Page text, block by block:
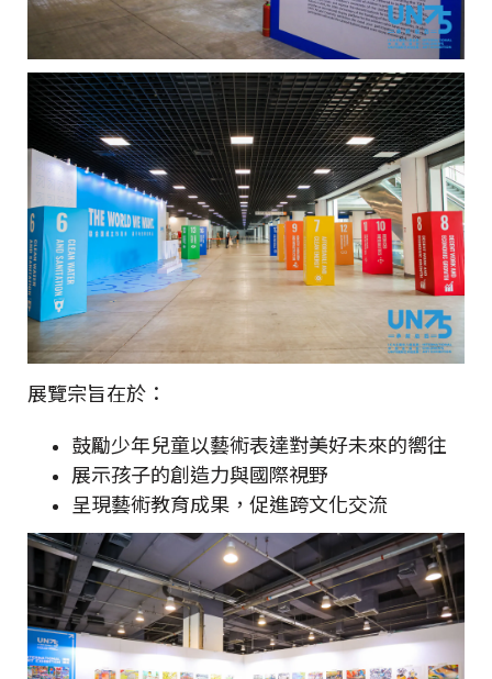
展覽宗旨在於：
鼓勵少年兒童以藝術表達對美好未來的嚮往
展示孩子的創造力與國際視野
呈現藝術教育成果，促進跨文化交流